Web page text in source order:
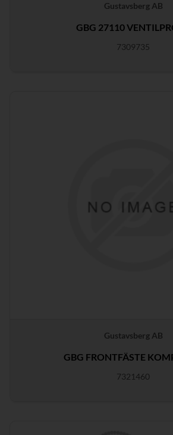
Gustavsberg AB
GBG 27110
7309735
Gustavsberg AB
GBG FRONTFÄSTE
7321460